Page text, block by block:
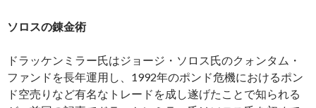
ソロスの錬金術
ドラッケンミラー氏はジョージ・ソロス氏のクォンタム・
ファンドを長年運用し、1992年のポンド危機におけるポン
ド空売りなど有名なトレードを成し遂げたことで知られる